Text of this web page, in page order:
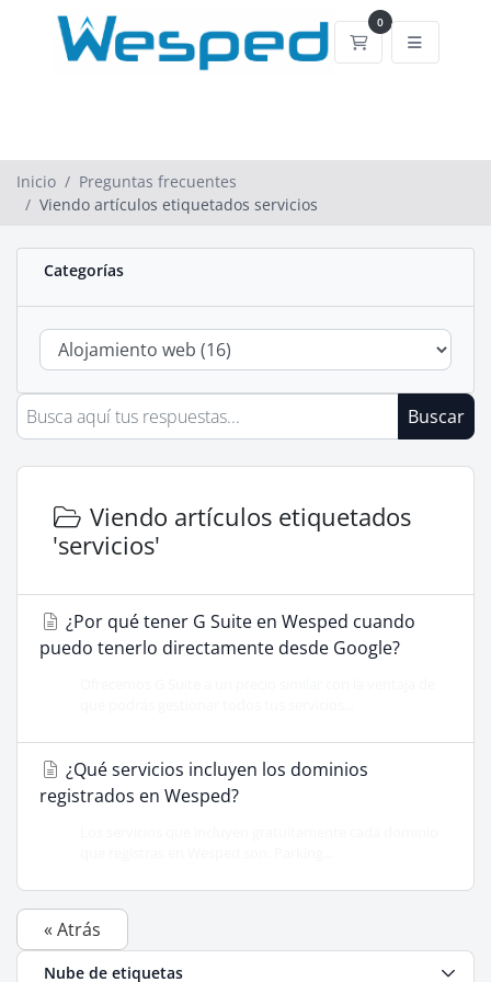
0
Carrito de
Inicio
Preguntas frecuentes
Viendo artículos etiquetados servicios
Categorías
Buscar
Viendo artículos etiquetados
'servicios'
¿Por qué tener G Suite en Wesped cuando
puedo tenerlo directamente desde Google?
¿Qué servicios incluyen los dominios
registrados en Wesped?
« Atrás
Nube de etiquetas